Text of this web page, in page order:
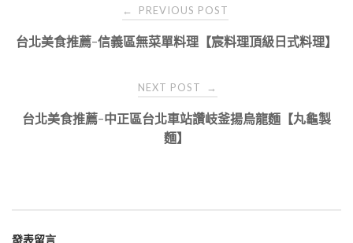
navigation
← PREVIOUS POST
台北美食推薦-信義區無菜單料理【宸料理頂級日式料理】
NEXT POST →
台北美食推薦-中正區台北車站讚岐釜揚烏龍麵【丸龜製
麵】
發表留言